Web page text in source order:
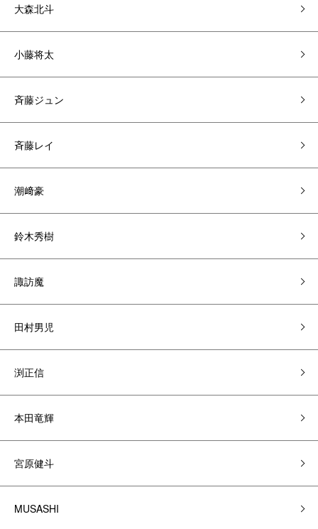
大森北斗
小藤将太
斉藤ジュン
斉藤レイ
潮﨑豪
鈴木秀樹
諏訪魔
田村男児
渕正信
本田竜輝
宮原健斗
MUSASHI